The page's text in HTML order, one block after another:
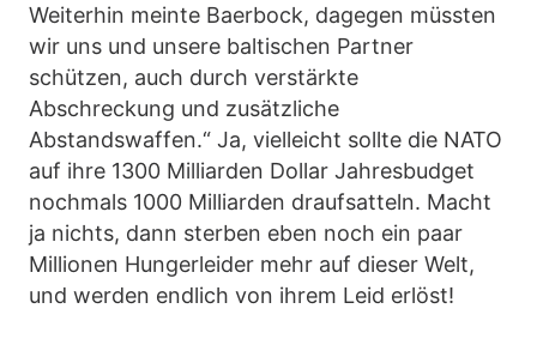
Weiterhin meinte Baerbock, dagegen müssten
wir uns und unsere baltischen Partner
schützen, auch durch verstärkte
Abschreckung und zusätzliche
Abstandswaffen.“ Ja, vielleicht sollte die NATO
auf ihre 1300 Milliarden Dollar Jahresbudget
nochmals 1000 Milliarden draufsatteln. Macht
ja nichts, dann sterben eben noch ein paar
Millionen Hungerleider mehr auf dieser Welt,
und werden endlich von ihrem Leid erlöst!